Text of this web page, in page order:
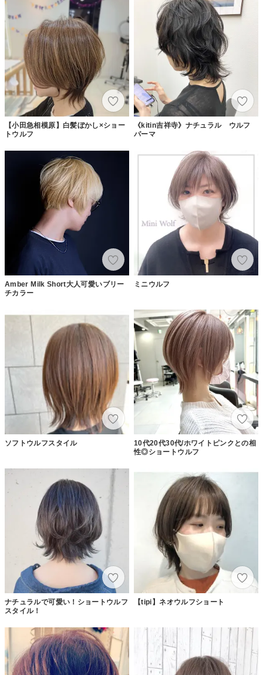
【小田急相模原】白髪ぼかし×ショー
トウルフ
《kitin吉祥寺》ナチュラル ウルフ
パーマ
Amber Milk Short大人可愛いブリー
チカラー
ミニウルフ
ソフトウルフスタイル
10代20代30代/ホワイトピンクとの相
性◎ショートウルフ
ナチュラルで可愛い！ショートウルフ
スタイル！
【tipi】ネオウルフショート